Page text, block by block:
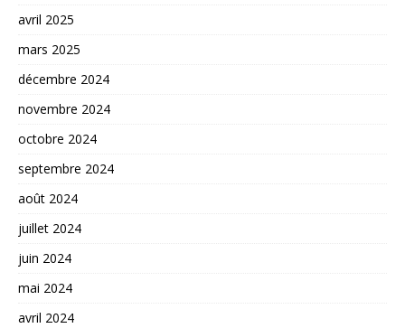
avril 2025
mars 2025
décembre 2024
novembre 2024
octobre 2024
septembre 2024
août 2024
juillet 2024
juin 2024
mai 2024
avril 2024